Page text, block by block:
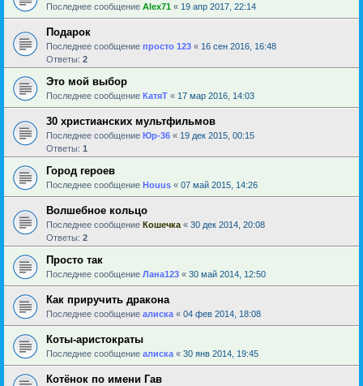
Последнее сообщение Alex71 « 19 апр 2017, 22:14
Подарок
Последнее сообщение просто 123 « 16 сен 2016, 16:48
Ответы: 2
Это мой выбор
Последнее сообщение КатяТ « 17 мар 2016, 14:03
30 христианских мультфильмов
Последнее сообщение Юр-36 « 19 дек 2015, 00:15
Ответы: 1
Город героев
Последнее сообщение Houus « 07 май 2015, 14:26
Волшебное кольцо
Последнее сообщение Кошечка « 30 дек 2014, 20:08
Ответы: 2
Просто так
Последнее сообщение Лана123 « 30 май 2014, 12:50
Как приручить дракона
Последнее сообщение алиска « 04 фев 2014, 18:08
Коты-аристократы
Последнее сообщение алиска « 30 янв 2014, 19:45
Котёнок по имени Гав